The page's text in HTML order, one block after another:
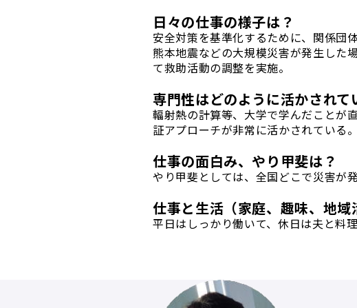
日々の仕事の様子は？
安全対策を基準化するために、関係団
熊本地震などの大規模災害が発生した
て救助活動の調整を実施。
専門性はどのように活かされて
輻射熱の計算等、大学で学んだことが
証アプローチが非常に活かされている。
仕事の面白み、やり甲斐は？
やり甲斐としては、全国どこで災害が
仕事と生活（家庭、趣味、地域
平日はしっかり働いて、休日は夫と料